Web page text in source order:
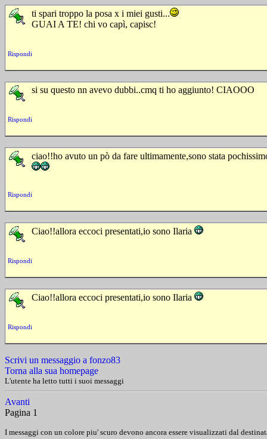
ti spari troppo la posa x i miei gusti...
GUAI A TE! chi vo capì, capisc!
Rispondi
si su questo nn avevo dubbi..cmq ti ho aggiunto! CIAOOO
Rispondi
ciao!!ho avuto un pò da fare ultimamente,sono stata
Rispondi
Ciao!!allora eccoci presentati,io sono Ilaria
Rispondi
Ciao!!allora eccoci presentati,io sono Ilaria
Rispondi
Scrivi un messaggio a fonzo83
Torna alla sua homepage
L'utente ha letto tutti i suoi messaggi
Avanti
Pagina 1
I messaggi con un colore piu' scuro devono ancora essere visualizzati dal